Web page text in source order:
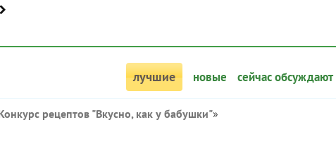
лучшие новые сейчас обсуждают
рецептов "Вкусно, как у бабушки"»